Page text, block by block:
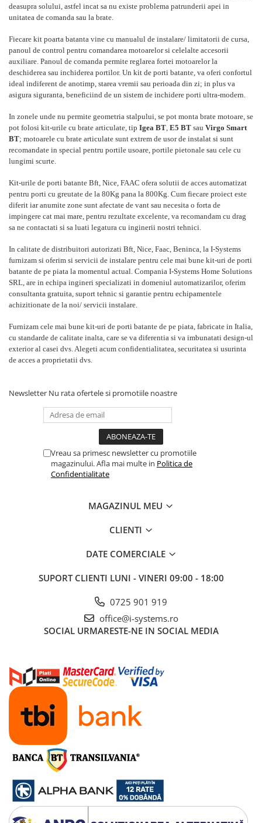
deasupra solului, astfel incat sa nu existe problema patrunderii apei in
unitatea de comanda sau la brate.
Fiecare kit poarta batanta vine cu manualul de instalare/ limitatorii de cursa,
panoul de control pentru comandarea motoarelor si celelalte accesorii
auxiliare. Panoul de comanda permite reglarea fortei motoarelor la
deschiderea sau inchiderea portilor. Un kit de porti batante, va oferi confortul
ideal indiferent de anotimp, starea vremii sau perioada din zi; in plus va
asigura siguranta, beneficiind de un sistem de inchidere porti ultra-modern.
In zonele unde nu permite geometria stalpului, se pot monta brate motoare, se
pot folosi kit-urile cu brate articulate, tip Igea BT, E5 BT sau Virgo Smart
BT; motoarele cu brate articulate sunt extrem de usor de instalat si sunt
recomandate in special pentru portile usoare, portile pietonale sau cele cu
lungimi scurte.
Kit-urile de porti batante Bft, Nice, FAAC ofera solutii de acces automatizat
pentru porti cu greutate de la 80Kg pana la 800Kg. Cum fiecare proiect este
diferit iar anumite zone sunt afectate de vant sau necesita o forta de
impingere cat mai mare, pentru rezultate excelente, va recomandam cu drag
sa ne contactati si sa luati legatura cu inginerii nostri tehnici.
In calitate de distribuitori autorizati Bft, Nice, Faac, Beninca, la I-Systems
furnizam si oferim si servicii de instalare pentru cele mai bune kit-uri de porti
batante de pe piata la momentul actual. Compania I-Systems Home Solutions
SRL, are in echipa ingineri specializati in domeniul automatizarilor, oferim
consultanta gratuita, suport tehnic si garantie pentru echipamentele
achizitionate de la noi/ servicii instalare.
Furnizam cele mai bune kit-uri de porti batante de pe piata, fabricate in Italia,
cu standarde de calitate inalta, care se va diferentia si va imbunatati design-ul
exterior al casei dvs. Alegeti acum confidentialitatea, securitatea si usurinta
de acces a proprietatii dvs.
Newsletter Nu rata ofertele si promotiile noastre
Vreau sa primesc newsletter cu promotiile
magazinului. Afla mai multe in Politica de
Confidentialitate
MAGAZINUL MEU
CLIENTI
DATE COMERCIALE
SUPORT CLIENTI LUNI - VINERI 09:00 - 18:00
0725 901 919
office@i-systems.ro
SOCIAL URMARESTE-NE IN SOCIAL MEDIA